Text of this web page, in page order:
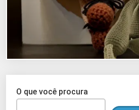
O que você procura